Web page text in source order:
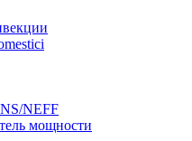
NEFF
мощности